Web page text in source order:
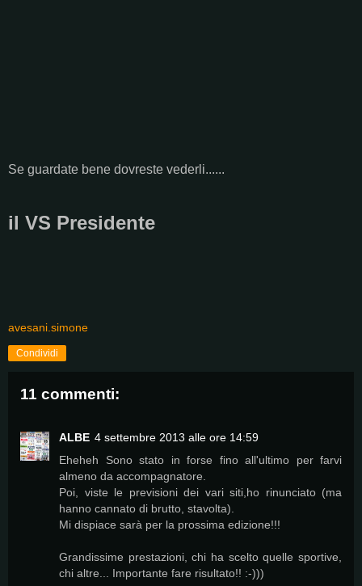
Se guardate bene dovreste vederli......
il VS Presidente
avesani.simone
Condividi
11 commenti:
ALBE 4 settembre 2013 alle ore 14:59
Eheheh Sono stato in forse fino all'ultimo per farvi
almeno da accompagnatore.
Poi, viste le previsioni dei vari siti,ho rinunciato (ma
hanno cannato di brutto, stavolta).
Mi dispiace sarà per la prossima edizione!!!
Grandissime prestazioni, chi ha scelto quelle sportive,
chi altre... Importante fare risultato!! :-)))